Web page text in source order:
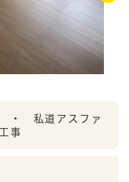
・ 私道アスファ
事